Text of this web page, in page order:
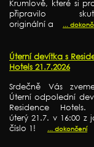
Krumlově, které si
připravilo
originální a
...
Úterní devítka s
Hotels 21.7.2026
Srdečně Vás
Úterní odpolední
Residence Hotels.
úterý 21.7. v 16:00 z
číslo 1!
... dokončení